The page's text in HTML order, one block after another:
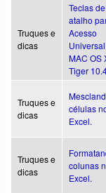
Truques e
dicas
Teclas de
atalho
Acesso
MAC OS
Tiger
Truques e
dicas
células
Excel.
Truques e
dicas
colunas
Excel.